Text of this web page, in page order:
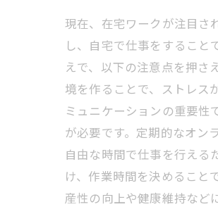
現在、在宅ワークが注目さ
し、自宅で仕事をするこ
えで、以下の注意点を押さ
境を作ることで、ストレス
ミュニケーションの重要性
が必要です。定期的なオン
自由な時間で仕事を行える
け、作業時間を決めること
産性の向上や健康維持など